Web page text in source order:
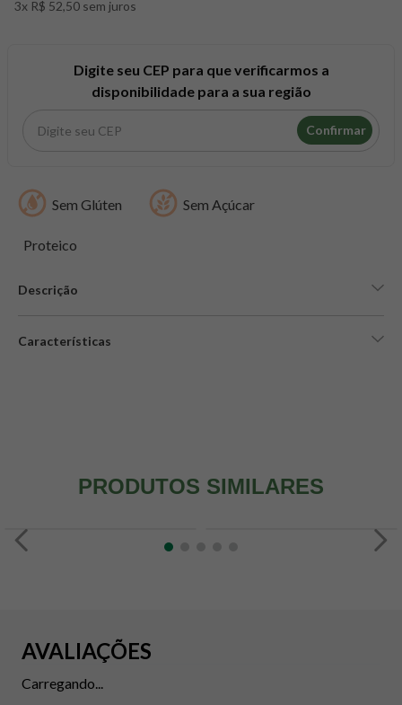
3x R$ 52,50 sem juros
Digite seu CEP para que verificarmos a
disponibilidade para a sua região
Confirmar
Sem Glúten Sem Açúcar
Proteico
Descrição
Características
PRODUTOS SIMILARES
AVALIAÇÕES
Carregando...
8º snack proteico mundo verde
creatina mundo verde